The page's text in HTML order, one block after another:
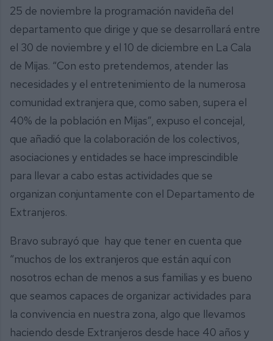
25 de noviembre la programación navideña del
departamento que dirige y que se desarrollará entre
el 30 de noviembre y el 10 de diciembre en La Cala
de Mijas. “Con esto pretendemos, atender las
necesidades y el entretenimiento de la numerosa
comunidad extranjera que, como saben, supera el
40% de la población en Mijas”, expuso el concejal,
que añadió que la colaboración de los colectivos,
asociaciones y entidades se hace imprescindible
para llevar a cabo estas actividades que se
organizan conjuntamente con el Departamento de
Extranjeros.
Bravo subrayó que hay que tener en cuenta que
“muchos de los extranjeros que están aquí con
nosotros echan de menos a sus familias y es bueno
que seamos capaces de organizar actividades para
la convivencia en nuestra zona, algo que llevamos
haciendo desde Extranjeros desde hace 40 años y